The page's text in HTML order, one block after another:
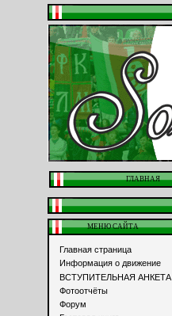
ГЛАВНАЯ
МЕНЮ САЙТА
Главная страница
Информация о движение
ВСТУПИТЕЛЬНАЯ АНКЕТА
Фотоотчёты
Форум